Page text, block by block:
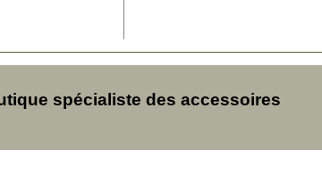
spécialiste des accessoires